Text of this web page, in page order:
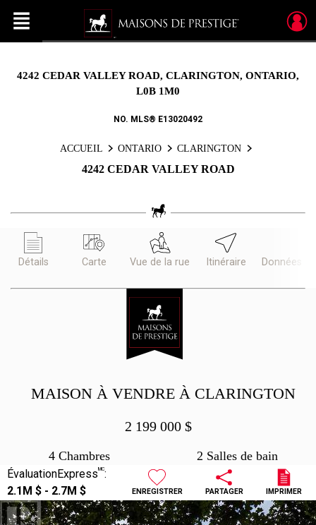
Menu
4242 CEDAR VALLEY ROAD, CLARINGTON, ONTARIO,
L0B 1M0
NO. MLS® E13020492
ACCUEIL ONTARIO CLARINGTON
4242 CEDAR VALLEY ROAD
Détails Carte Vue de la rue Itinéraire Données
MAISON À VENDRE À CLARINGTON
2 199 000 $
4 Chambres 2 Salles de bain
ÉvaluationExpressMC:
2.1M $ - 2.7M $
ENREGISTRER PARTAGER IMPRIMER